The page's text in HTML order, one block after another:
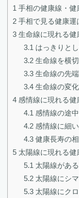
1 手相の健康線・健
2 手相で見る健康運
3 生命線に現れる健
3.1 はっきりと
3.2生命線を横
3.3生命線の先
3.4生命線の変化
4 感情線に現れる健
4.1 感情線の途
4.2感情線に細
4.3健康長寿の相
5 太陽線に現れる健
5.1 太陽線があ
5.2太陽線にシマ
5.3太陽線にク